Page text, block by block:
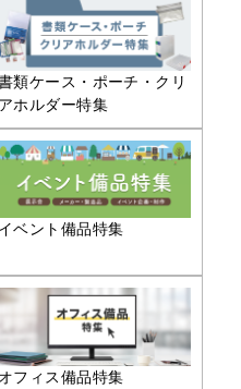
類ケース・ポーチ・クリ
アホルダー特集
イベント備品特集
オフィス備品特集